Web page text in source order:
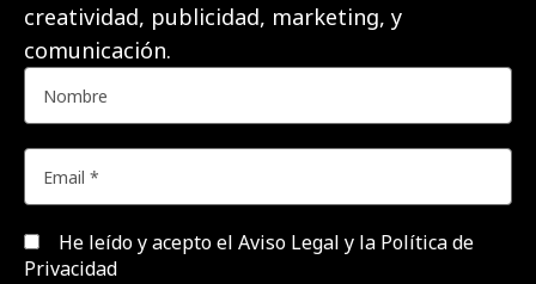
creatividad, publicidad, marketing, y
comunicación.
He leído y acepto el Aviso Legal y la Política de
Privacidad